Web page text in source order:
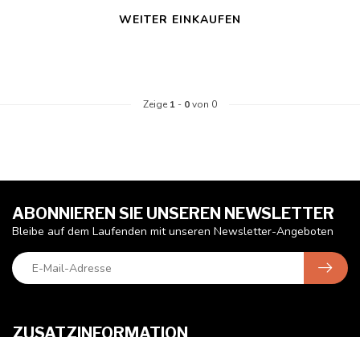
WEITER EINKAUFEN
Zeige 1 - 0von 0
ZUSATZINFORMATION
ABONNIEREN SIE UNSEREN NEWSLETTER
Bleibe auf dem Laufenden mit unseren Newsletter-Angeboten